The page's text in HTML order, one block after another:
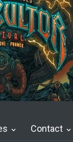
Contact